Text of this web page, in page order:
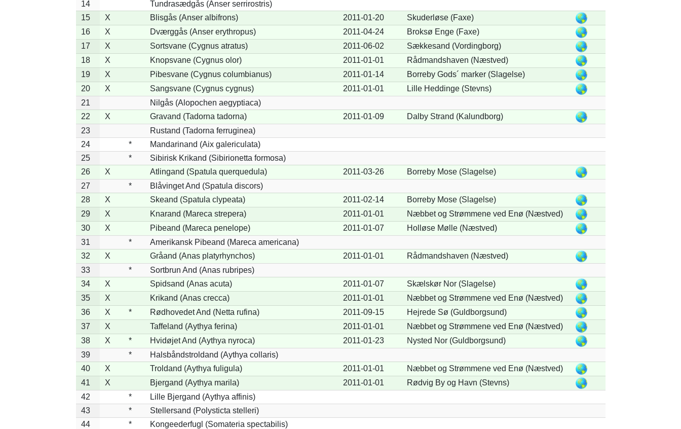
14
Tundrasædgås (Anser serrirostris)
15
X Blisgås (Anser albifrons) 2011-01-20
Skuderløse (Faxe)
16
X Dværggås (Anser erythropus) 2011-04-24
Broksø Enge (Faxe)
17
X Sortsvane (Cygnus atratus) 2011-06-02
Sækkesand (Vordingborg)
18
X Knopsvane (Cygnus olor) 2011-01-01
Rådmandshaven (Næstved)
19
X Pibesvane (Cygnus columbianus) 2011-01-14
Borreby Gods´ marker (Slagelse)
20
X Sangsvane (Cygnus cygnus) 2011-01-01
Lille Heddinge (Stevns)
21
Nilgås (Alopochen aegyptiaca)
22
X Gravand (Tadorna tadorna) 2011-01-09
Dalby Strand (Kalundborg)
23
Rustand (Tadorna ferruginea)
24
*
Mandarinand (Aix galericulata)
25
*
Sibirisk Krikand (Sibirionetta formosa)
26
X Atlingand (Spatula querquedula) 2011-03-26
Borreby Mose (Slagelse)
27
*
Blåvinget And (Spatula discors)
28
X Skeand (Spatula clypeata) 2011-02-14
Borreby Mose (Slagelse)
29
X Knarand (Mareca strepera) 2011-01-01
Næbbet og Strømmene ved Enø (Næstved)
30
X Pibeand (Mareca penelope) 2011-01-07
Holløse Mølle (Næstved)
31
*
Amerikansk Pibeand (Mareca americana)
32
X Gråand (Anas platyrhynchos) 2011-01-01
Rådmandshaven (Næstved)
33
*
Sortbrun And (Anas rubripes)
34
X Spidsand (Anas acuta) 2011-01-07
Skælskør Nor (Slagelse)
35
X Krikand (Anas crecca) 2011-01-01
Næbbet og Strømmene ved Enø (Næstved)
36
X * Rødhovedet And (Netta rufina) 2011-09-15
Hejrede Sø (Guldborgsund)
37
X Taffeland (Aythya ferina) 2011-01-01
Næbbet og Strømmene ved Enø (Næstved)
38
X * Hvidøjet And (Aythya nyroca) 2011-01-23
Nysted Nor (Guldborgsund)
39
*
Halsbåndstroldand (Aythya collaris)
40
X Troldand (Aythya fuligula) 2011-01-01
Næbbet og Strømmene ved Enø (Næstved)
41
X Bjergand (Aythya marila) 2011-01-01
Rødvig By og Havn (Stevns)
42
*
Lille Bjergand (Aythya affinis)
43
*
Stellersand (Polysticta stelleri)
44
*
Kongeederfugl (Somateria spectabilis)